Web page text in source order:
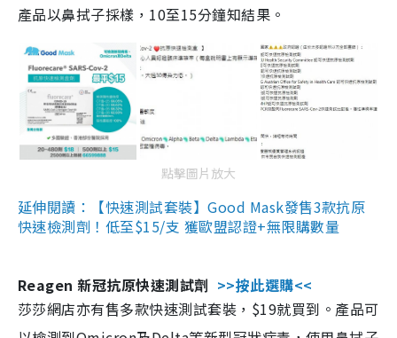
產品以鼻拭子採樣，10至15分鐘知結果。
點擊圖片放大
延伸閱讀：【快速測試套裝】Good Mask發售3款抗原
快速檢測劑！低至$15/支 獲歐盟認證+無限購數量
Reagen 新冠抗原快速測試劑 >>按此選購<<
莎莎網店亦有售多款快速測試套裝，$19就買到。產品可